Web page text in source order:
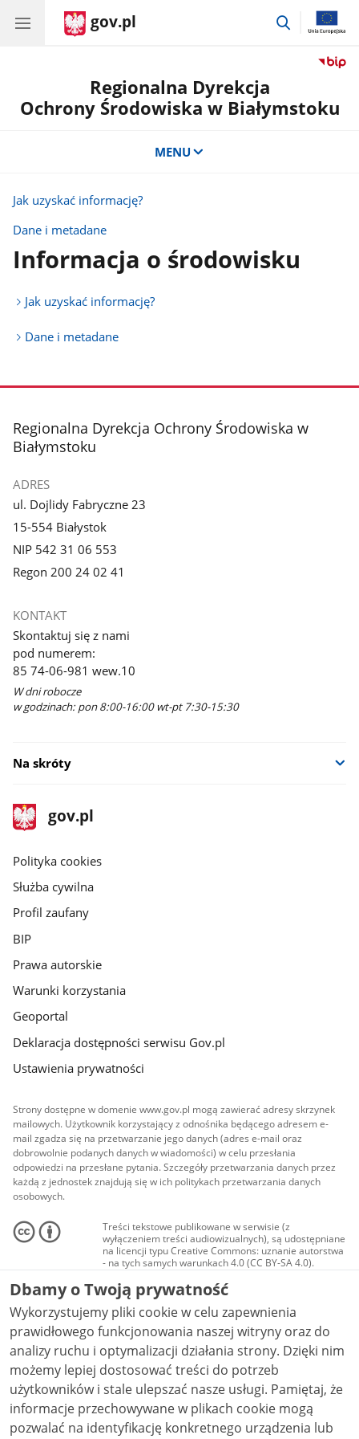
gov.pl
przejdź
Regionalna Dyrekcja
Ochrony Środowiska w Białymstoku
MENU
Jak uzyskać informację?
Dane i metadane
Informacja o środowisku
Jak uzyskać informację?
Dane i metadane
stopka
Regionalna Dyrekcja Ochrony Środowiska w
Białymstoku
ADRES
ul. Dojlidy Fabryczne 23
15-554 Białystok
NIP 542 31 06 553
Regon 200 24 02 41
KONTAKT
Skontaktuj się z nami
pod numerem:
85 74-06-981 wew.10
W dni robocze
w godzinach: pon 8:00-16:00 wt-pt 7:30-15:30
Na skróty
stopka
gov.pl
Strona
gov.pl
gov.pl
Polityka cookies
Służba cywilna
Profil zaufany
BIP
Prawa autorskie
Warunki korzystania
Geoportal
Deklaracja dostępności serwisu Gov.pl
Ustawienia prywatności
Strony dostępne w domenie www.gov.pl mogą zawierać adresy skrzynek
mailowych. Użytkownik korzystający z odnośnika będącego adresem e-
mail zgadza się na przetwarzanie jego danych (adres e-mail oraz
dobrowolnie podanych danych w wiadomości) w celu przesłania
odpowiedzi na przesłane pytania. Szczegóły przetwarzania danych przez
każdą z jednostek znajdują się w ich politykach przetwarzania danych
osobowych.
Treści tekstowe publikowane w serwisie (z
wyłączeniem treści audiowizualnych), są udostępniane
na licencji typu Creative Commons: uznanie autorstwa
- na tych samych warunkach 4.0 (CC BY-SA 4.0).
Materiały audiowizualne, w tym zdjęcia, materiały
audio i wideo, są udostępniane na licencji typu
Creative Commons: uznanie autorstwa użycie
niekomercyjne - bez utworów zależnych 4.0 (CC BY-
NC-ND 4.0), o ile nie jest to stwierdzone inaczej.
Dbamy o Twoją prywatność
Wykorzystujemy pliki cookie w celu zapewnienia
prawidłowego funkcjonowania naszej witryny oraz do
analizy ruchu i optymalizacji działania strony. Dzięki nim
możemy lepiej dostosować treści do potrzeb
użytkowników i stale ulepszać nasze usługi. Pamiętaj, że
informacje przechowywane w plikach cookie mogą
pozwalać na identyfikację konkretnego urządzenia lub